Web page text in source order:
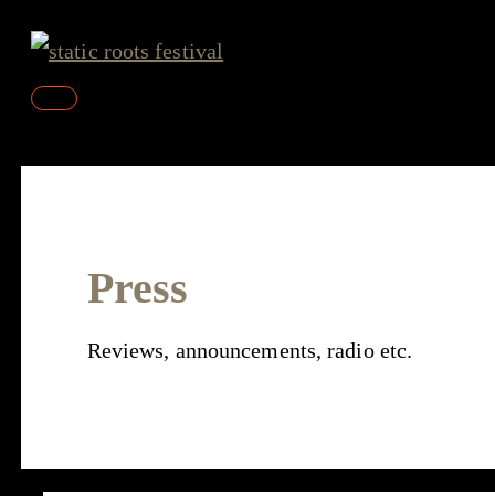
Skip
content
Main
Press
Reviews, announcements, radio etc.